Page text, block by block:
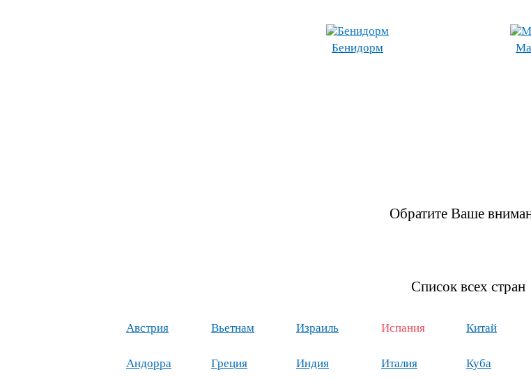
Бенидорм
Обратите Ваше
Список всех стран
Австрия
Андорра
Вьетнам
Греция
Израиль
Индия
Испания
Италия
Китай
Куба